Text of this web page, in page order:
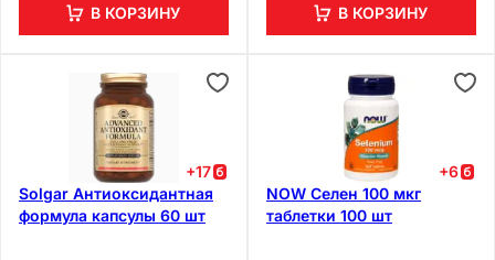
В КОРЗИНУ В КОРЗИНУ
+17
Solgar Антиоксидантная
формула капсулы 60 шт
+6
NOW Селен 100 мкг
таблетки 100 шт